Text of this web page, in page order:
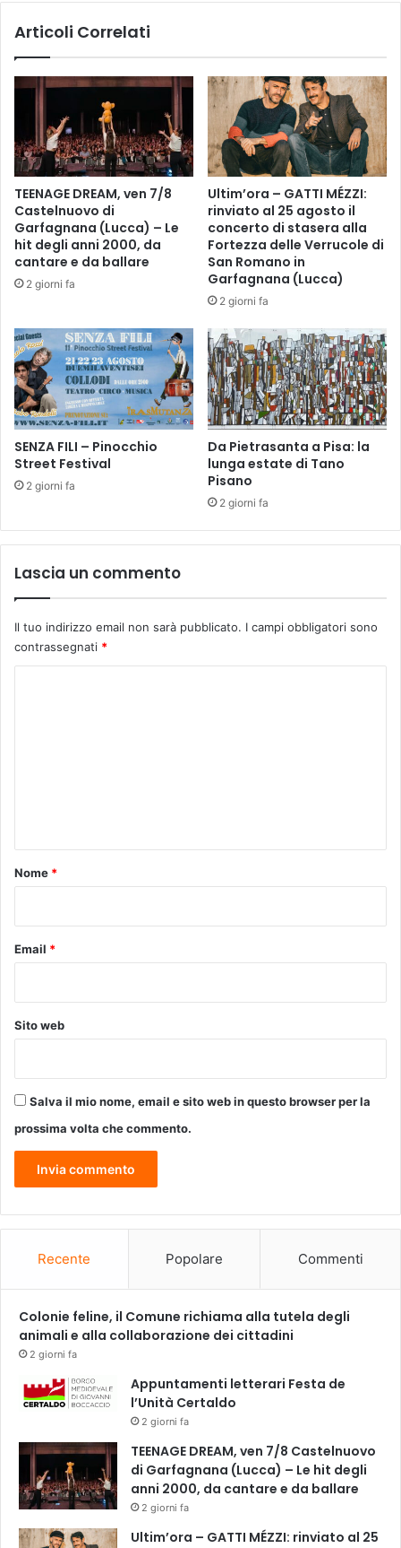
o
a
r
r
e
t
o
G
d
i
e
r
a
n
o
a
l
t
r
a
z
i
e
n
t
i
.
A
P
i
t
o
i
t
u
i
i
p
d
t
o
a
m
a
u
Articoli Correlati
TEENAGE DREAM, ven 7/8
Castelnuovo di
Garfagnana (Lucca) – Le
hit degli anni 2000, da
cantare e da ballare
2 giorni fa
Ultim’ora – GATTI MÉZZI:
rinviato al 25 agosto il
concerto di stasera alla
Fortezza delle Verrucole di
San Romano in
Garfagnana (Lucca)
2 giorni fa
SENZA FILI – Pinocchio
Street Festival
2 giorni fa
Da Pietrasanta a Pisa: la
lunga estate di Tano
Pisano
2 giorni fa
Lascia un commento
Il tuo indirizzo email non sarà pubblicato. I campi obbligatori sono
contrassegnati *
o
Nome *
Email *
Sito web
Salva il mio nome, email e sito web in questo browser per la
prossima volta che commento.
Recente Popolare Commenti
Colonie feline, il Comune richiama alla tutela degli
animali e alla collaborazione dei cittadini
2 giorni fa
Appuntamenti letterari Festa de
l’Unità Certaldo
2 giorni fa
TEENAGE DREAM, ven 7/8 Castelnuovo
di Garfagnana (Lucca) – Le hit degli
anni 2000, da cantare e da ballare
2 giorni fa
Ultim’ora – GATTI MÉZZI: rinviato al 25